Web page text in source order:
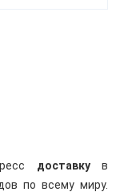
доставкув
по всему миру.